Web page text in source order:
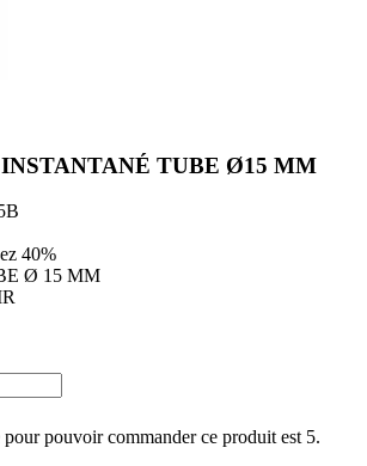
TUBE Ø15 MM
40%
Ø 15 MM
pouvoir commander ce produit est 5.